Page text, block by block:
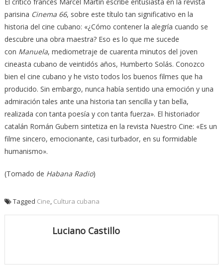
parisina Cinema 66, sobre este título tan significativo en la
historia del cine cubano: «¿Cómo contener la alegría cuando se
descubre una obra maestra? Eso es lo que me sucede
con Manuela, mediometraje de cuarenta minutos del joven
cineasta cubano de veintidós años, Humberto Solás. Conozco
bien el cine cubano y he visto todos los buenos filmes que ha
producido. Sin embargo, nunca había sentido una emoción y una
admiración tales ante una historia tan sencilla y tan bella,
realizada con tanta poesía y con tanta fuerza». El historiador
catalán Román Gubern sintetiza en la revista Nuestro Cine: «Es un
filme sincero, emocionante, casi turbador, en su formidable
humanismo».
(Tomado de Habana Radio)
Tagged Cine, Cultura cubana
Luciano Castillo